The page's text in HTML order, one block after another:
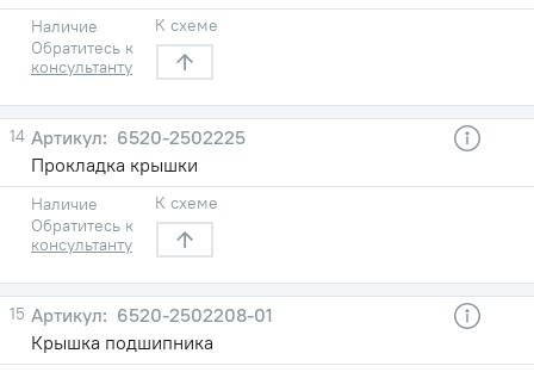
Наличие
Обратитесь к
консультанту
К схеме
14
6520-2502225
Прокладка крышки
Наличие
Обратитесь к
консультанту
К схеме
15
6520-2502208-01
Крышка подшипника